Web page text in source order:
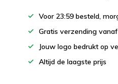
Voor 23:59 besteld,
Gratis verzending
Jouw logo bedrukt op
Altijd de laagste prijs